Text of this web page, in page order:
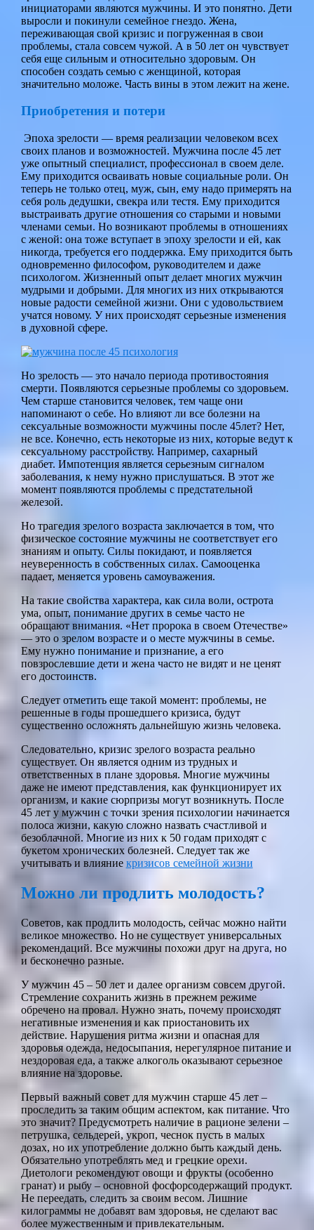
инициаторами являются мужчины. И это понятно. Дети
выросли и покинули семейное гнездо. Жена,
переживающая свой кризис и погруженная в свои
проблемы, стала совсем чужой. А в 50 лет он чувствует
себя еще сильным и относительно здоровым. Он
способен создать семью с женщиной, которая
значительно моложе. Часть вины в этом лежит на жене.
Приобретения и потери
Эпоха зрелости — время реализации человеком всех
своих планов и возможностей. Мужчина после 45 лет
уже опытный специалист, профессионал в своем деле.
Ему приходится осваивать новые социальные роли. Он
теперь не только отец, муж, сын, ему надо примерять на
себя роль дедушки, свекра или тестя. Ему приходится
выстраивать другие отношения со старыми и новыми
членами семьи. Но возникают проблемы в отношениях
с женой: она тоже вступает в эпоху зрелости и ей, как
никогда, требуется его поддержка. Ему приходится быть
одновременно философом, руководителем и даже
психологом. Жизненный опыт делает многих мужчин
мудрыми и добрыми. Для многих из них открываются
новые радости семейной жизни. Они с удовольствием
учатся новому. У них происходят серьезные изменения
в духовной сфере.
Но зрелость — это начало периода противостояния
смерти. Появляются серьезные проблемы со здоровьем.
Чем старше становится человек, тем чаще они
напоминают о себе. Но влияют ли все болезни на
сексуальные возможности мужчины после 45лет? Нет,
не все. Конечно, есть некоторые из них, которые ведут к
сексуальному расстройству. Например, сахарный
диабет. Импотенция является серьезным сигналом
заболевания, к нему нужно прислушаться. В этот же
момент появляются проблемы с предстательной
железой.
Но трагедия зрелого возраста заключается в том, что
физическое состояние мужчины не соответствует его
знаниям и опыту. Силы покидают, и появляется
неуверенность в собственных силах. Самооценка
падает, меняется уровень самоуважения.
На такие свойства характера, как сила воли, острота
ума, опыт, понимание других в семье часто не
обращают внимания. «Нет пророка в своем Отечестве»
— это о зрелом возрасте и о месте мужчины в семье.
Ему нужно понимание и признание, а его
повзрослевшие дети и жена часто не видят и не ценят
его достоинств.
Следует отметить еще такой момент: проблемы, не
решенные в годы прошедшего кризиса, будут
существенно осложнять дальнейшую жизнь человека.
Следовательно, кризис зрелого возраста реально
существует. Он является одним из трудных и
ответственных в плане здоровья. Многие мужчины
даже не имеют представления, как функционирует их
организм, и какие сюрпризы могут возникнуть. После
45 лет у мужчин с точки зрения психологии начинается
полоса жизни, какую сложно назвать счастливой и
безоблачной. Многие из них к 50 годам приходят с
букетом хронических болезней. Следует так же
учитывать и влияние кризисов семейной жизни
Можно ли продлить молодость?
Советов, как продлить молодость, сейчас можно найти
великое множество. Но не существует универсальных
рекомендаций. Все мужчины похожи друг на друга, но
и бесконечно разные.
У мужчин 45 – 50 лет и далее организм совсем другой.
Стремление сохранить жизнь в прежнем режиме
обречено на провал. Нужно знать, почему происходят
негативные изменения и как приостановить их
действие. Нарушения ритма жизни и опасная для
здоровья одежда, недосыпания, нерегулярное питание и
нездоровая еда, а также алкоголь оказывают серьезное
влияние на здоровье.
Первый важный совет для мужчин старше 45 лет –
проследить за таким общим аспектом, как питание. Что
это значит? Предусмотреть наличие в рационе зелени –
петрушка, сельдерей, укроп, чеснок пусть в малых
дозах, но их употребление должно быть каждый день.
Обязательно употреблять мед и грецкие орехи.
Диетологи рекомендуют овощи и фрукты (особенно
гранат) и рыбу – основной фосфорсодержащий продукт.
Не переедать, следить за своим весом. Лишние
килограммы не добавят вам здоровья, не сделают вас
более мужественным и привлекательным.